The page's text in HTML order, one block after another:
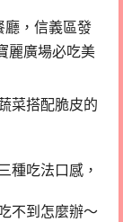
菜搭配脆皮的
種吃法口感，
不到怎麼辦～